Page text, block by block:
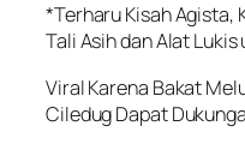
*Terharu Kisah Agista,
Tali Asih dan Alat
Viral Karena Bakat
Ciledug Dapat